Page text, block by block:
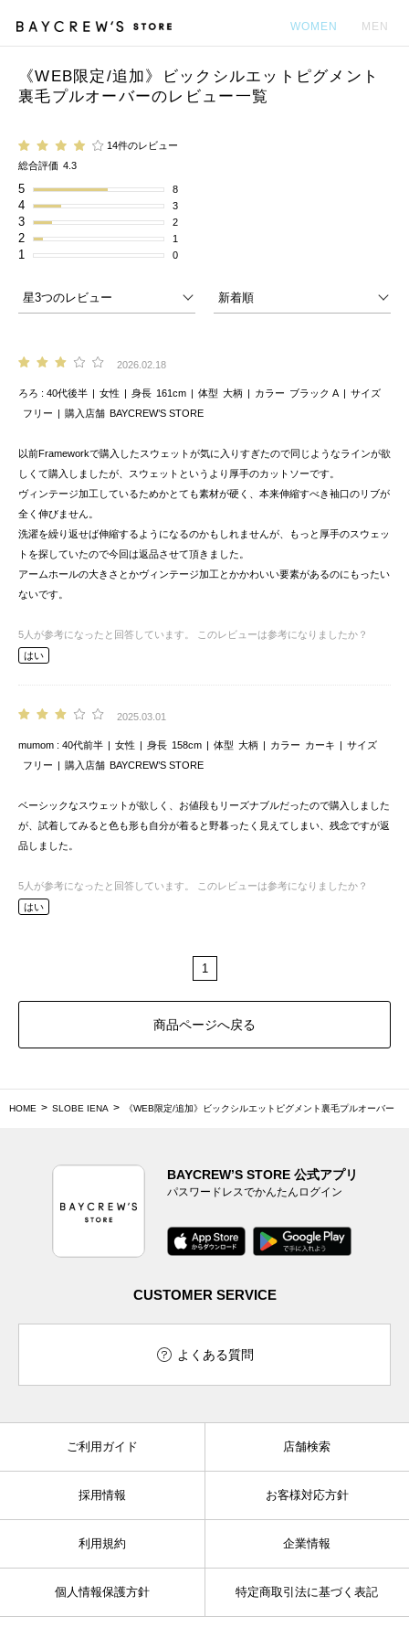
WOMEN MEN
《WEB限定/追加》ビックシルエットピグメント
裏毛プルオーバーのレビュー一覧
14件のレビュー
総合評価 4.3
5 8
4 3
3 2
2 1
1 0
2026.02.18
ろろ 40代後半 女性 身長 161cm 体型 大柄 カラー ブラック A
サイズ
フリー
購入店舗 BAYCREW’S STORE
以前Frameworkで購入したスウェットが気に入りすぎたので同じようなラインが欲
しくて購入しましたが、スウェットというより厚手のカットソーです。
ヴィンテージ加工しているためかとても素材が硬く、本来伸縮すべき袖口のリブが
全く伸びません。
洗濯を繰り返せば伸縮するようになるのかもしれませんが、もっと厚手のスウェッ
トを探していたので今回は返品させて頂きました。
アームホールの大きさとかヴィンテージ加工とかかわいい要素があるのにもったい
ないです。
5 人が参考になったと回答しています。
このレビューは参考になりましたか？
はい
2025.03.01
mumom 40代前半 女性 身長 158cm 体型 大柄 カラー カーキ
サイズ
フリー
購入店舗 BAYCREW’S STORE
ベーシックなスウェットが欲しく、お値段もリーズナブルだったので購入しました
が、試着してみると色も形も自分が着ると野暮ったく見えてしまい、残念ですが返
品しました。
5 人が参考になったと回答しています。
このレビューは参考になりましたか？
はい
1
商品ページへ戻る
HOME SLOBE IENA 《WEB限定/追加》ビックシルエットピグメント裏毛プルオーバー
BAYCREW’S STORE 公式アプリ
パスワードレスでかんたんログイン
CUSTOMER SERVICE
よくある質問
ご利用ガイド 店舗検索
採用情報 お客様対応方針
利用規約 企業情報
個人情報保護方針 特定商取引法に基づく表記